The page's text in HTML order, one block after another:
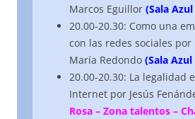
Marcos Eguillor (Sala
20.00-20.30: Como una
con las redes sociales por
María Redondo (Sala
20.00-20.30: La legalidad
Internet por Jesús
Rosa – Zona talentos –